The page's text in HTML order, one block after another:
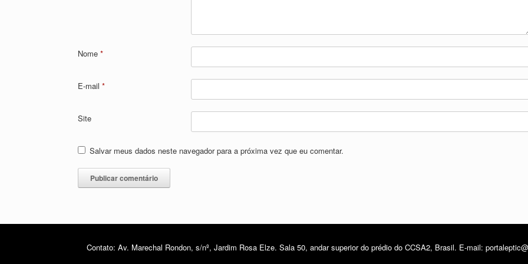
Nome *
E-mail *
Site
Salvar meus dados neste navegador para a próxima vez que eu comentar.
Contato: Av. Marechal Rondon, s/nº, Jardim Rosa Elze. Sala 50, andar superior do prédio do CCSA2, Brasil. E-mail: